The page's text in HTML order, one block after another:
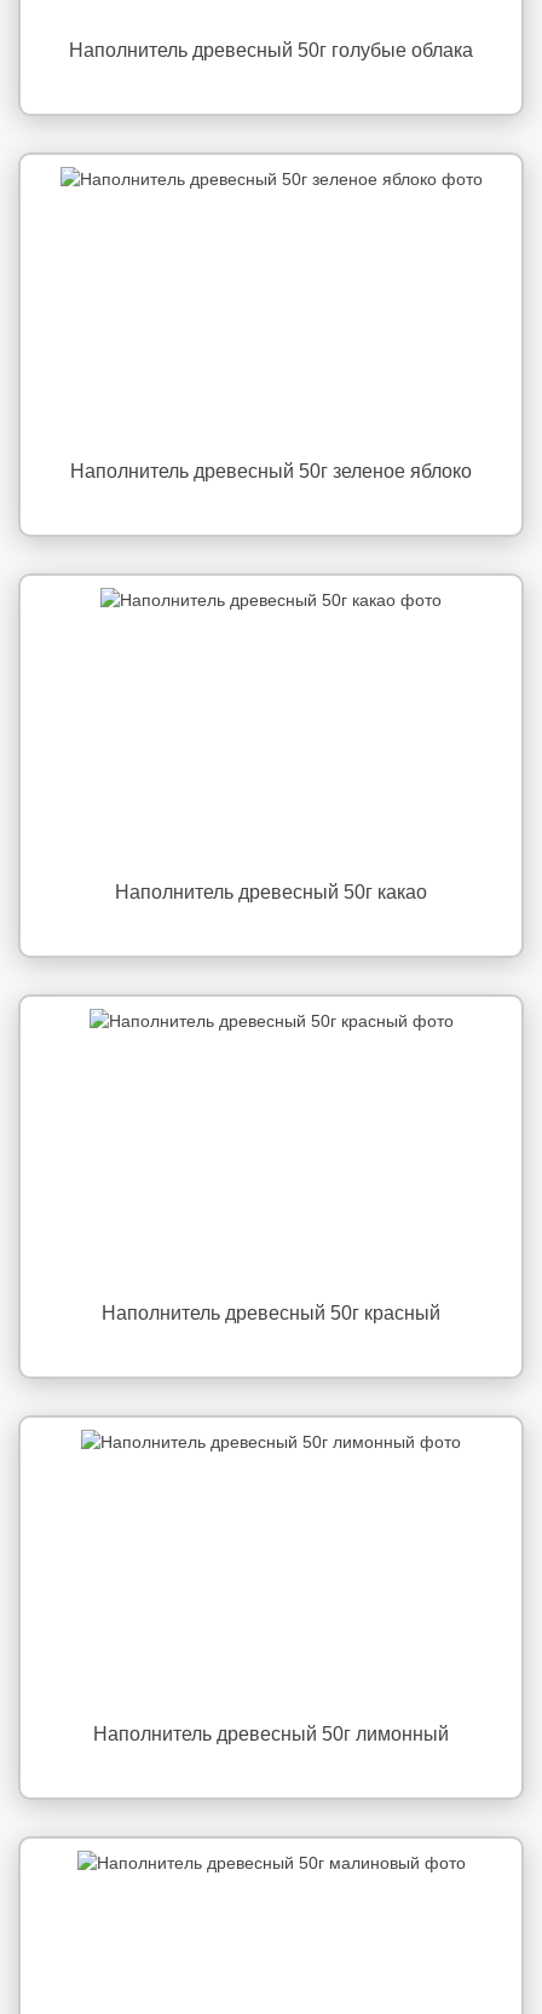
Наполнитель древесный 50г голубые облака
Наполнитель древесный 50г зеленое яблоко
Наполнитель древесный 50г какао
Наполнитель древесный 50г красный
Наполнитель древесный 50г лимонный